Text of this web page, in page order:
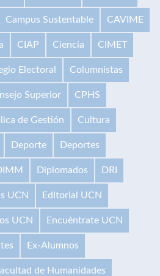
Campus Sustentable CAVIME
CIAP Ciencia CIMET
Electoral Columnistas
Superior CPHS
de Gestión Cultura
Deporte Deportes
Diplomados DRI
UCN Editorial UCN
UCN Encuéntrate UCN
Ex-Alumnos
de Humanidades